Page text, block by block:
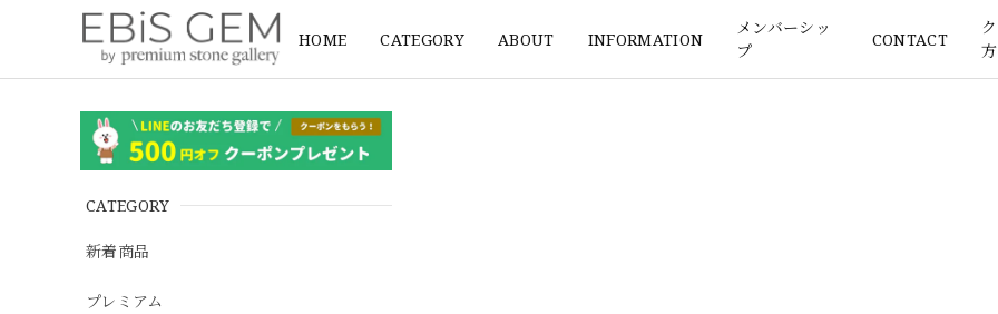
HOME CATEGORY ABOUT INFORMATION
メンバーシッ
プ
CONTACT
方
CATEGORY
新着商品
プレミアム